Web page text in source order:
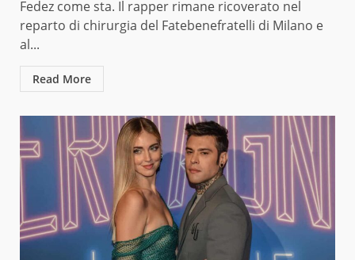
Fedez come sta. Il rapper rimane ricoverato nel
reparto di chirurgia del Fatebenefratelli di Milano e
al...
Read More